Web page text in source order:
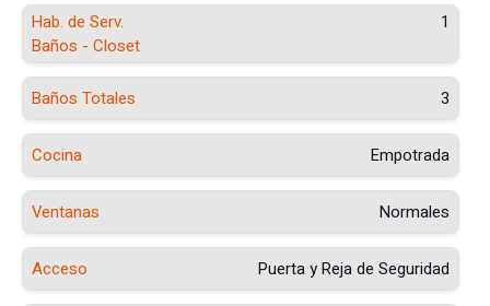
Hab. de Serv.
1
Baños - Closet
Baños Totales 3
Cocina Empotrada
Ventanas Normales
Acceso Puerta y Reja de Seguridad